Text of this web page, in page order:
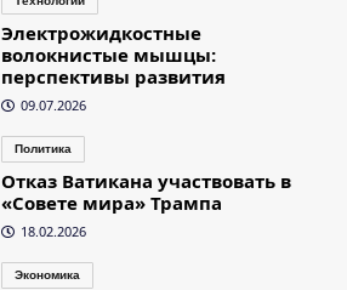
Электрожидкостные
волокнистые мышцы:
перспективы развития
09.07.2026
Политика
Отказ Ватикана участвовать в
«Совете мира» Трампа
18.02.2026
Экономика